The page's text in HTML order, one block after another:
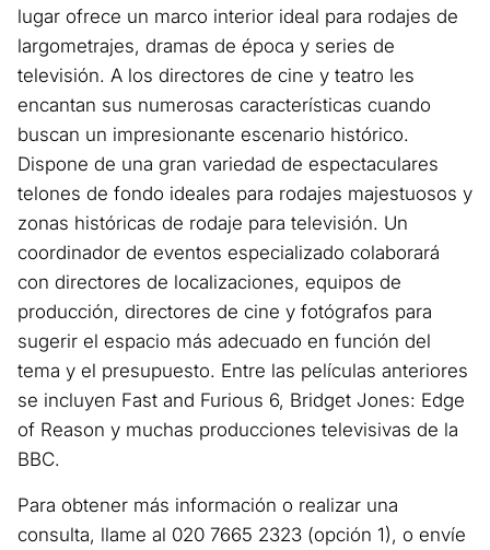
lugar ofrece un marco interior ideal para rodajes de
largometrajes, dramas de época y series de
televisión. A los directores de cine y teatro les
encantan sus numerosas características cuando
buscan un impresionante escenario histórico.
Dispone de una gran variedad de espectaculares
telones de fondo ideales para rodajes majestuosos y
zonas históricas de rodaje para televisión. Un
coordinador de eventos especializado colaborará
con directores de localizaciones, equipos de
producción, directores de cine y fotógrafos para
sugerir el espacio más adecuado en función del
tema y el presupuesto. Entre las películas anteriores
se incluyen Fast and Furious 6, Bridget Jones: Edge
of Reason y muchas producciones televisivas de la
BBC.
Para obtener más información o realizar una
consulta, llame al 020 7665 2323 (opción 1), o envíe